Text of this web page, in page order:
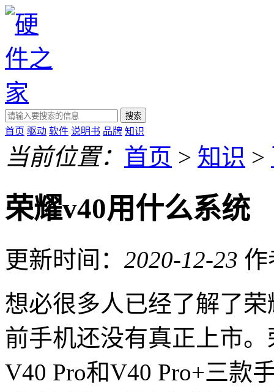
搜索
首页 驱动 软件 说明书 品牌 知识
当前位置： 首页 > 知识 >
荣耀v40用什么系统
更新时间： 2020-12-23 作
想必很多人已经了解了
前手机还没有真正上市
V40 Pro和V40 Pro+三款